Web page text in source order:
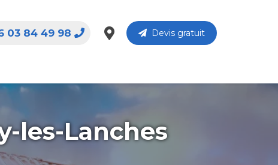
Devis gratuit
03 84 49 98
les-Lanches